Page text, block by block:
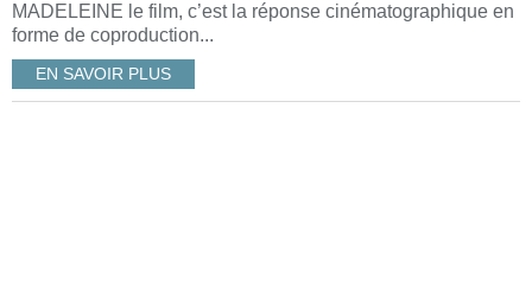
MADELEINE le film, c’est la réponse cinématographique en
forme de coproduction...
EN SAVOIR PLUS